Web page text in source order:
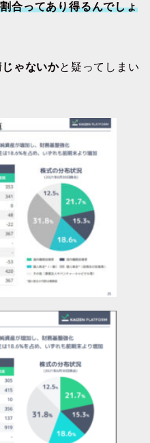
合ってあり得るんでしょ
じゃないかと疑ってしまい